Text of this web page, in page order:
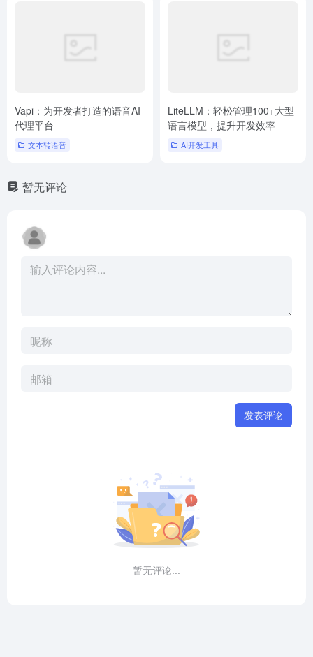
Vapi：为开发者打造的语音AI
代理平台
文本转语音
LiteLLM：轻松管理100+大型
语言模型，提升开发效率
AI开发工具
暂无评论
发表评论
暂无评论...